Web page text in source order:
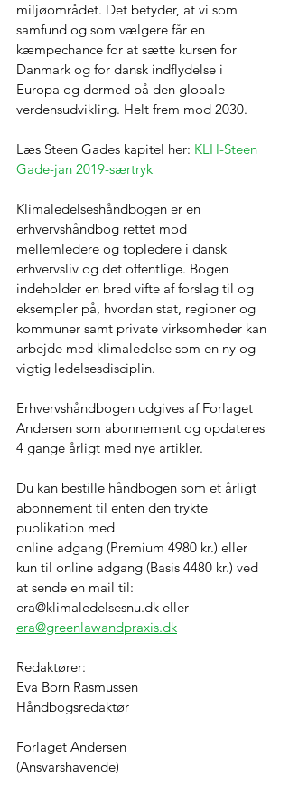
miljøområdet. Det betyder, at vi som
samfund og som vælgere får en
kæmpechance for at sætte kursen for
Danmark og for dansk indflydelse i
Europa og dermed på den globale
verdensudvikling. Helt frem mod 2030.
Læs Steen Gades kapitel her: KLH-Steen
Gade-jan 2019-særtryk
Klimaledelseshåndbogen er en
erhvervshåndbog rettet mod
mellemledere og topledere i dansk
erhvervsliv og det offentlige. Bogen
indeholder en bred vifte af forslag til og
eksempler på, hvordan stat, regioner og
kommuner samt private virksomheder kan
arbejde med klimaledelse som en ny og
vigtig ledelsesdisciplin.
Erhvervshåndbogen udgives af Forlaget
Andersen som abonnement og opdateres
4 gange årligt med nye artikler.
Du kan bestille håndbogen som et årligt
abonnement til enten den trykte
publikation med
online adgang (Premium 4980 kr.) eller
kun til online adgang (Basis 4480 kr.) ved
at sende en mail til:
era@klimaledelsesnu.dk eller
era@greenlawandpraxis.dk
Redaktører:
Eva Born Rasmussen
Håndbogsredaktør
Forlaget Andersen
(Ansvarshavende)